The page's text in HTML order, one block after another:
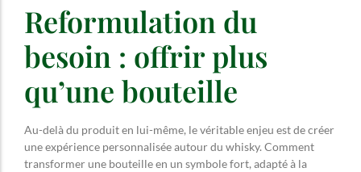
Reformulation du
besoin : offrir plus
qu’une bouteille
Au-delà du produit en lui-même, le véritable enjeu est de créer
une expérience personnalisée autour du whisky. Comment
transformer une bouteille en un symbole fort, adapté à la